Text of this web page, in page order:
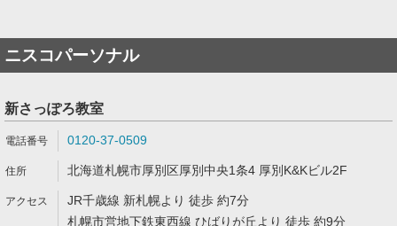
ニスコパーソナル
新さっぽろ教室
0120-37-0509
北海道札幌市厚別区厚別中央1条4 厚別K&Kビル2F
JR千歳線 新札幌より 徒歩 約7分
札幌市営地下鉄東西線 ひばりが丘より 徒歩 約9分